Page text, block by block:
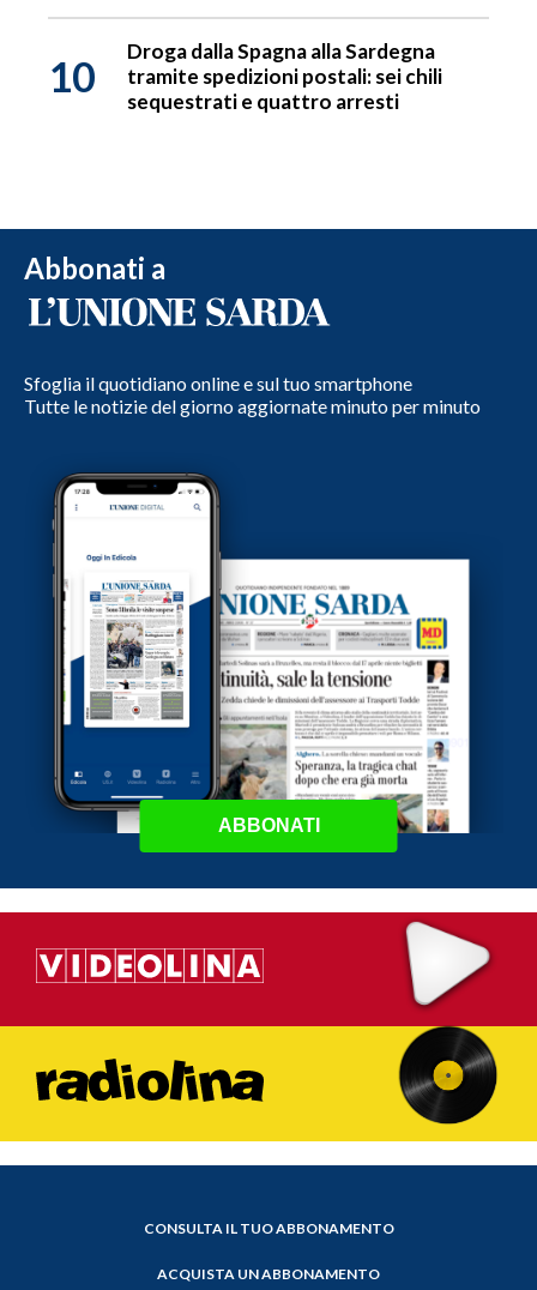
10
Droga dalla Spagna alla Sardegna
tramite spedizioni postali: sei chili
sequestrati e quattro arresti
Abbonati a
Sfoglia il quotidiano online e sul tuo smartphone
Tutte le notizie del giorno aggiornate minuto per minuto
ABBONATI
CONSULTA IL TUO ABBONAMENTO
ACQUISTA UN ABBONAMENTO